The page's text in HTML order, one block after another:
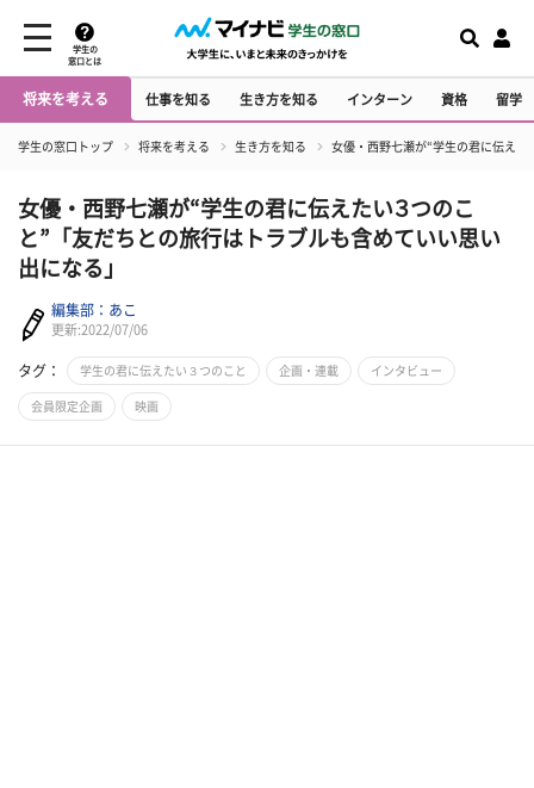
学生の
窓口とは
将来を考える 仕事を知る 生き方を知る インターン 資格 留学
学生の窓口トップ 将来を考える 生き方を知る 女優・西野七瀬が“学生の君に伝え
女優・西野七瀬が“学生の君に伝えたい３つのこ
と”「友だちとの旅行はトラブルも含めていい思い
出になる」
編集部：あこ
更新:2022/07/06
タグ： 学生の君に伝えたい３つのこと 企画・連載 インタビュー
会員限定企画 映画